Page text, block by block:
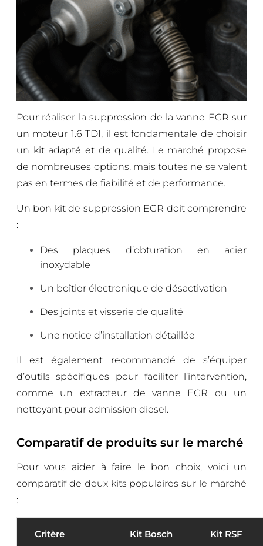
Pour réaliser la suppression de la vanne EGR sur
un moteur 1.6 TDI, il est fondamentale de choisir
un kit adapté et de qualité. Le marché propose
de nombreuses options, mais toutes ne se valent
pas en termes de fiabilité et de performance.
Un bon kit de suppression EGR doit comprendre
:
Des plaques d’obturation en acier
inoxydable
Un boîtier électronique de désactivation
Des joints et visserie de qualité
Une notice d’installation détaillée
Il est également recommandé de s’équiper
d’outils spécifiques pour faciliter l’intervention,
comme un extracteur de vanne EGR ou un
nettoyant pour admission diesel.
Comparatif de produits sur le marché
Pour vous aider à faire le bon choix, voici un
comparatif de deux kits populaires sur le marché
:
Critère Kit Bosch Kit RSF